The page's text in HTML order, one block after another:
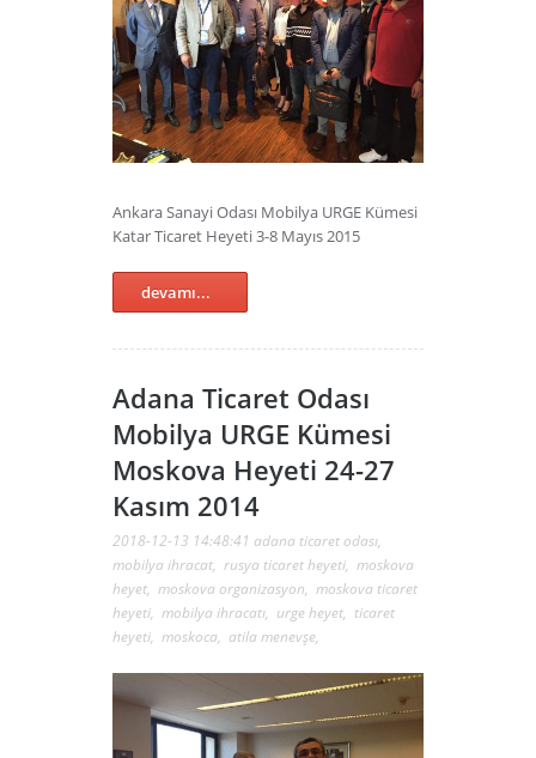
Ankara Sanayi Odası Mobilya URGE Kümesi
Katar Ticaret Heyeti 3-8 Mayıs 2015
devamı...
Adana Ticaret Odası
Mobilya URGE Kümesi
Moskova Heyeti 24-27
Kasım 2014
2018-12-13 14:48:41 adana ticaret odası,
mobilya ihracat, rusya ticaret heyeti, moskova
heyet, moskova organizasyon, moskova ticaret
heyeti, mobilya ihracatı, urge heyet, ticaret
heyeti, moskoca, atila menevşe,